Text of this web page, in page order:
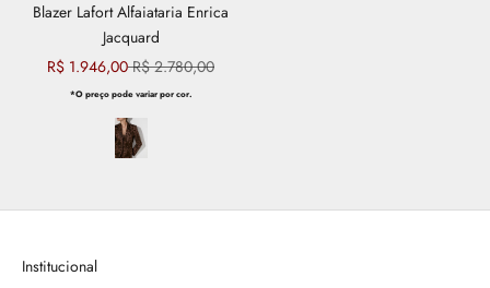
Blazer Lafort Alfaiataria Enrica
Jacquard
Preço promocional
R$ 1.946,00Preço normal
R$ 2.780,00
*O preço pode variar por cor.
Institucional